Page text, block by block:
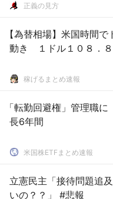
正義の見方
【為替相場】米国時間
動き １ドル１０８．
稼げるまとめ速報
「転勤回避権」管理職
長6年間
米国株ETFまとめ速報
立憲民主「接待問題追
いの？？」 #悲報